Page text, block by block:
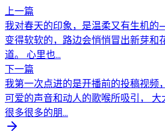
上一篇
我对春天的印象，是温柔又有生机
变得软软的，路边会悄悄冒出新芽和
道。 心里也...
下一篇
我第一次点进的是开播前的投稿视频
可爱的声音和动人的歌喉所吸引，
很多很多的朋...